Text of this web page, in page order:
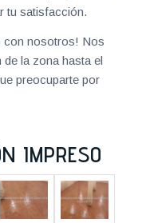
tu satisfacción.
con nosotros! Nos
la zona hasta el
preocuparte por
IMPRESO